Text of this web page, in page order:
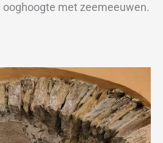
met zeemeeuwen.